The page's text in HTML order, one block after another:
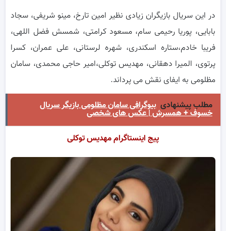
در این سریال بازیگران زیادی نظیر امین تارخ، مینو شریفی، سجاد
بابایی، پوریا رحیمی سام، مسعود کرامتی، شمسش فضل اللهی،
فریبا خادم،ستاره اسکندری، شهره لرستانی، علی عمران، کسرا
پرتوی، المیرا دهقانی، مهدیس توکلی،امیر حاجی محمدی، سامان
مظلومی به ایفای نقش می پرداند.
مطلب پیشنهادی بیوگرافی سامان مظلومی بازیگر سریال
خسوف + همسرش | عکس های شخصی
پیج اینستاگرام مهدیس توکلی